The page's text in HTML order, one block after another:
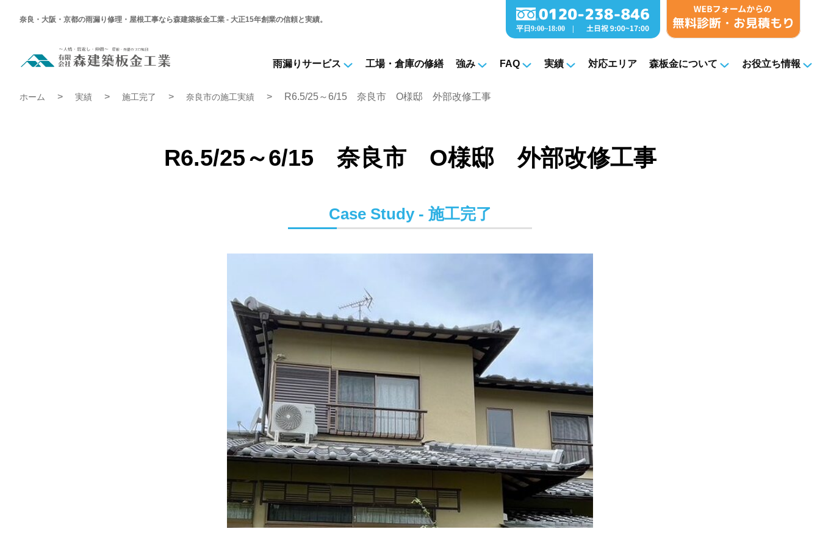
奈良・大阪・京都の雨漏り修理・屋根工事なら森建築板金工業 - 大正15年創業の信頼と実績。
市
部
改
修
雨漏りサービス 工場・倉庫の修繕 強み FAQ 実績 対応エリア 森板金について
お役立ち情報
ホーム 実績 施工完了 奈良市の施工実績 R6.5/25～6/15 奈良市 O様邸 外部改修工事
R6.5/25～6/15 奈良市 O様邸 外部改修工事
Case Study - 施工完了